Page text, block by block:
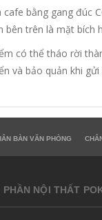
cafe bằng gang đúc
bên trên là mặt bích
có thể tháo rời
và bảo quản khi gửi
BÀN VĂN PHÒNG
PHẦN NỘI THẤT